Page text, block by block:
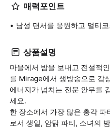
매력포인트
남성 댄서를 응원하고 멀티
상품설명
마을에서 밤을 보내고 전설적
를 Mirage에서 생방송으로 감
에너지가 넘치는 전문 안무를
세요.
한 장소에서 가장 많은 총각
로서 생일, 암탉 파티, 소녀의